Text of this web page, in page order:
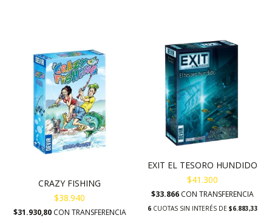
CRAZY FISHING
$38.940
$31.930,80 CON TRANSFERENCIA
EXIT EL TESORO HUNDIDO
$41.300
$33.866 CON TRANSFERENCIA
6CUOTAS SIN INTERÉS DE $6.883,33